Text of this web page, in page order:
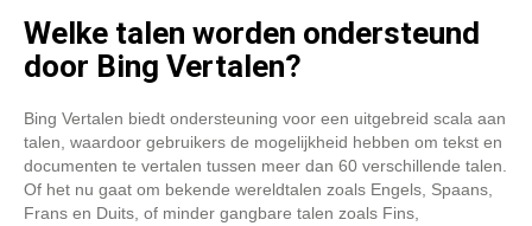
Welke talen worden ondersteund
door Bing Vertalen?
Bing Vertalen biedt ondersteuning voor een uitgebreid scala aan
talen, waardoor gebruikers de mogelijkheid hebben om tekst en
documenten te vertalen tussen meer dan 60 verschillende talen.
Of het nu gaat om bekende wereldtalen zoals Engels, Spaans,
Frans en Duits, of minder gangbare talen zoals Fins,